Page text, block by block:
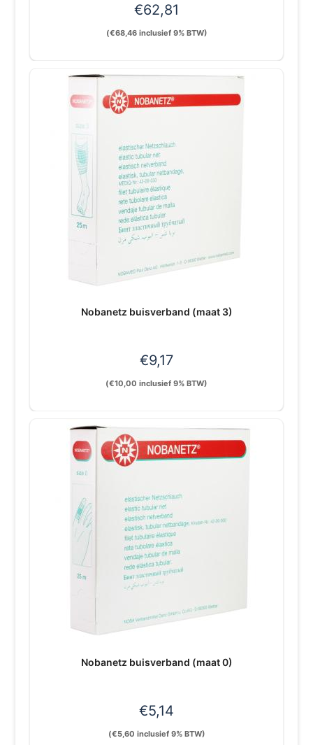
€62,81
(€68,46inclusief 9% BTW)
Nobanetz buisverband (maat 3)
€9,17
(€10,00 inclusief 9% BTW)
Nobanetz buisverband (maat 0)
€5,14
(€5,60 inclusief 9% BTW)